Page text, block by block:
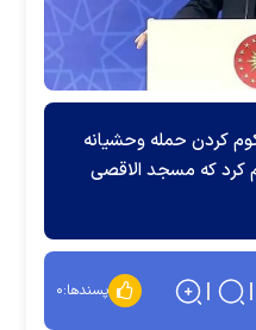
کردن حمله وحشیانه
کرد که مسجد الاقصی
پسندها:۰